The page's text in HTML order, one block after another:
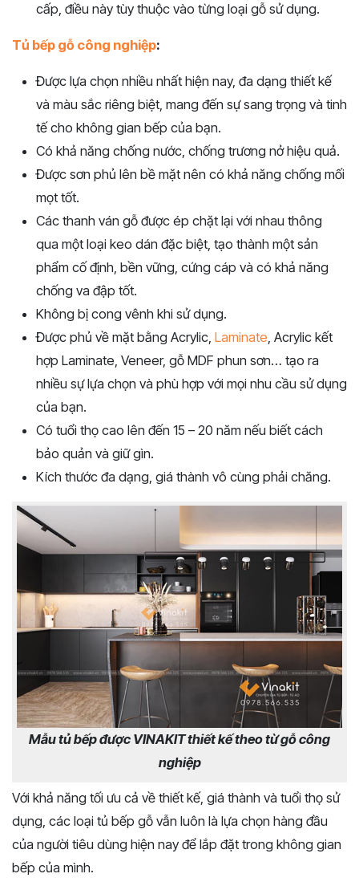
cấp, điều này tùy thuộc vào từng loại gỗ sử dụng.
Tủ bếp gỗ công nghiệp:
Được lựa chọn nhiều nhất hiện nay, đa dạng thiết kế
và màu sắc riêng biệt, mang đến sự sang trọng và tinh
tế cho không gian bếp của bạn.
Có khả năng chống nước, chống trương nở hiệu quả.
Được sơn phủ lên bề mặt nên có khả năng chống mối
mọt tốt.
Các thanh ván gỗ được ép chặt lại với nhau thông
qua một loại keo dán đặc biệt, tạo thành một sản
phẩm cố định, bền vững, cứng cáp và có khả năng
chống va đập tốt.
Không bị cong vênh khi sử dụng.
Được phủ về mặt bằng Acrylic, Laminate, Acrylic kết
hợp Laminate, Veneer, gỗ MDF phun sơn… tạo ra
nhiều sự lựa chọn và phù hợp với mọi nhu cầu sử dụng
của bạn.
Có tuổi thọ cao lên đến 15 – 20 năm nếu biết cách
bảo quản và giữ gìn.
Kích thước đa dạng, giá thành vô cùng phải chăng.
Mẫu tủ bếp được VINAKIT thiết kế theo từ gỗ công
nghiệp
Với khả năng tối ưu cả về thiết kế, giá thành và tuổi thọ sử
dụng, các loại tủ bếp gỗ vẫn luôn là lựa chọn hàng đầu
của người tiêu dùng hiện nay để lắp đặt trong không gian
bếp của mình.